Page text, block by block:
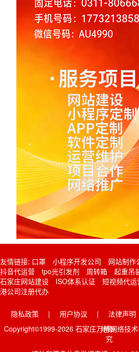
友情链接: 口罩 小程序开发公司 网站制作
抖音代运营
tpo光引发剂 周转箱 起重吊
石家庄网站建设
ISO体系认证 短视频代运
港公司注册代办
隐私政策 | 用户协议 | 法律声明
地图
Copyright©1999-2026 石家庄万博网络技
究